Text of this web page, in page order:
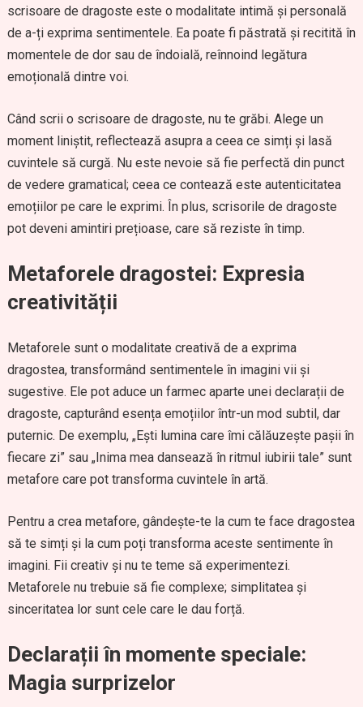
scrisoare de dragoste este o modalitate intimă și personală
de a-ți exprima sentimentele. Ea poate fi păstrată și recitită în
momentele de dor sau de îndoială, reînnoind legătura
emoțională dintre voi.
Când scrii o scrisoare de dragoste, nu te grăbi. Alege un
moment liniștit, reflectează asupra a ceea ce simți și lasă
cuvintele să curgă. Nu este nevoie să fie perfectă din punct
de vedere gramatical; ceea ce contează este autenticitatea
emoțiilor pe care le exprimi. În plus, scrisorile de dragoste
pot deveni amintiri prețioase, care să reziste în timp.
Metaforele dragostei: Expresia
creativității
Metaforele sunt o modalitate creativă de a exprima
dragostea, transformând sentimentele în imagini vii și
sugestive. Ele pot aduce un farmec aparte unei declarații de
dragoste, capturând esența emoțiilor într-un mod subtil, dar
puternic. De exemplu, „Ești lumina care îmi călăuzește pașii în
fiecare zi” sau „Inima mea dansează în ritmul iubirii tale” sunt
metafore care pot transforma cuvintele în artă.
Pentru a crea metafore, gândește-te la cum te face dragostea
să te simți și la cum poți transforma aceste sentimente în
imagini. Fii creativ și nu te teme să experimentezi.
Metaforele nu trebuie să fie complexe; simplitatea și
sinceritatea lor sunt cele care le dau forță.
Declarații în momente speciale:
Magia surprizelor